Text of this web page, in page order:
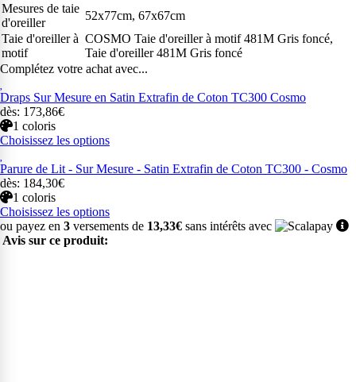
Mesures de taie
d'oreiller
52x77cm, 67x67cm
Taie d'oreiller à
motif
COSMO Taie d'oreiller à motif 481M Gris foncé,
Taie d'oreiller 481M Gris foncé
Complétez votre achat avec...
Draps Sur Mesure en Satin Extrafin de Coton TC300 Cosmo
dès: 173,86€
1 coloris
Choisissez les options
Parure de Lit - Sur Mesure - Satin Extrafin de Coton TC300 - Cosmo
dès: 184,30€
1 coloris
Choisissez les options
ou payez en 3 versements de 13,33€ sans intérêts avec
Avis sur ce produit: